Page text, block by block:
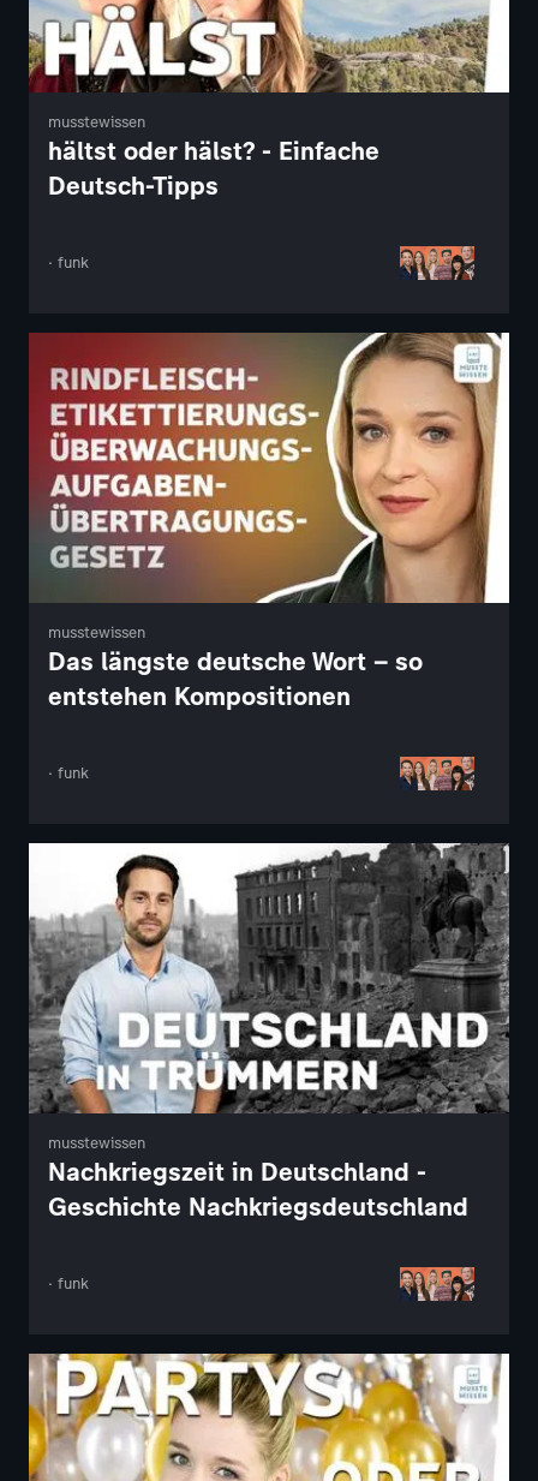
musstewissen
hältst oder hälst? - Einfache
Deutsch-Tipps
· funk
musstewissen
Das längste deutsche Wort – so
entstehen Kompositionen
· funk
musstewissen
Nachkriegszeit in Deutschland -
Geschichte Nachkriegsdeutschland
· funk